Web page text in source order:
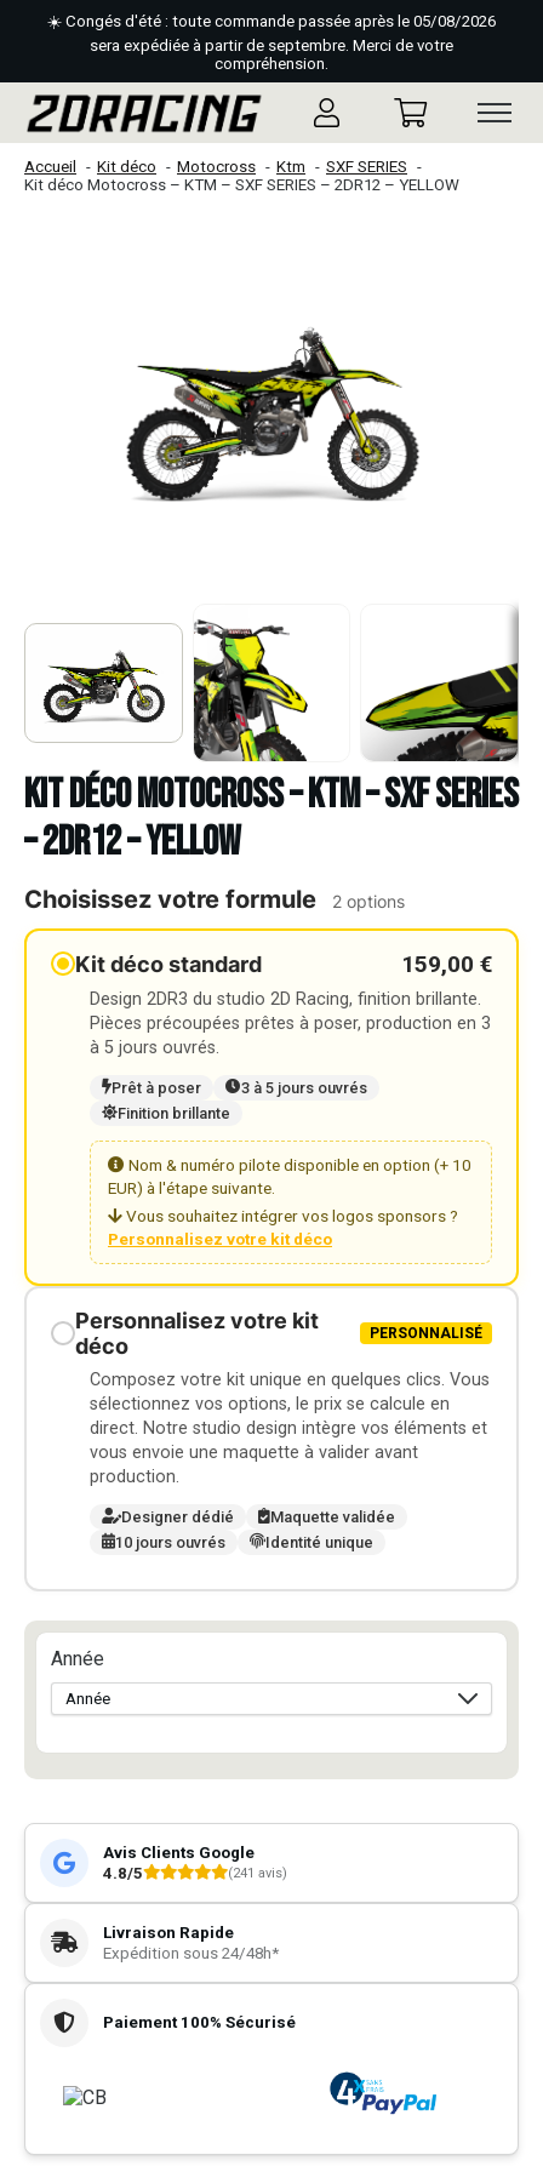
☀️ Congés d'été : toute commande passée après le 05/08/2026
sera expédiée à partir de septembre. Merci de votre
compréhension.
Accueil Kit déco Motocross Ktm
SXF SERIES
Kit déco Motocross – KTM – SXF SERIES – 2DR12 – YELLOW
Kit déco Motocross – KTM – SXF SERIES
– 2DR12 – YELLOW
Choisissez votre formule 2 options
Kit déco standard 159,00 €
Design 2DR3 du studio 2D Racing, finition brillante.
Pièces précoupées prêtes à poser, production en 3
à 5 jours ouvrés.
Prêt à poser
3 à 5 jours ouvrés
Finition brillante
Nom & numéro pilote disponible en option (+ 10
EUR) à l'étape suivante.
Vous souhaitez intégrer vos logos sponsors ?
Personnalisez votre kit déco
Personnalisez votre kit
déco
PERSONNALISÉ
Composez votre kit unique en quelques clics. Vous
sélectionnez vos options, le prix se calcule en
direct. Notre studio design intègre vos éléments et
vous envoie une maquette à valider avant
production.
Designer dédié
Maquette validée
10 jours ouvrés
Identité unique
Année
Avis Clients Google
4.8/5
(241 avis)
Livraison Rapide
Expédition sous 24/48h*
Paiement 100% Sécurisé